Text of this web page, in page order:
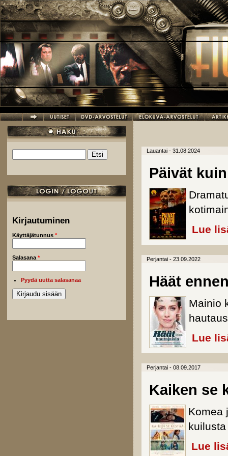
Hyppää pääsisältöön
Hakulomake
Kirjautuminen
Käyttäjätunnus *
Salasana *
Pyydä uutta salasanaa
Lauantai - 31.08.2024
Päivät
Lue
Perjantai - 23.09.2022
Häät
Mainio
Lue
Perjantai - 08.09.2017
Kaiken se
Komea
kuilusta
Lue